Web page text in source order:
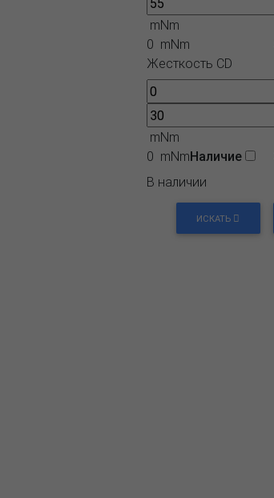
mNm
0 mNm
Жесткость СD
mNm
0 mNmНаличие
В наличии
ИСКАТЬ